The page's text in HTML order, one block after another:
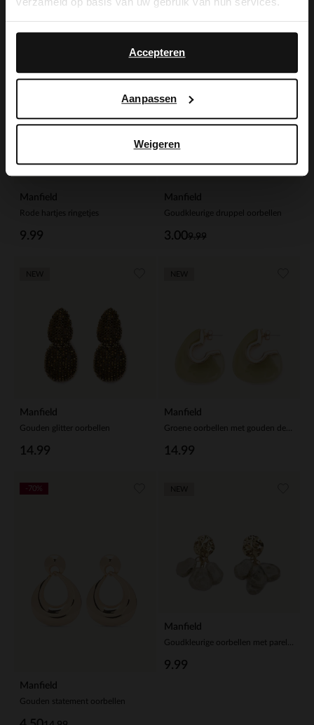
Accepteren
Aanpassen
Weigeren
9.99
Manfield
Rode hartjes ringetjes
9.99
Manfield
Goudkleurige druppel oorbellen
9.99
3.00
-70%
Manfield
Gouden glitter oorbellen
14.99
Manfield
14.99
Manfield
Gouden statement oorbellen
-70%
Manfield
9.99
English